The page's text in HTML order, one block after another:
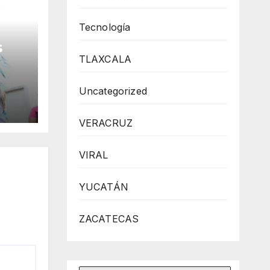
Tecnología
TLAXCALA
Uncategorized
VERACRUZ
VIRAL
YUCATÁN
ZACATECAS